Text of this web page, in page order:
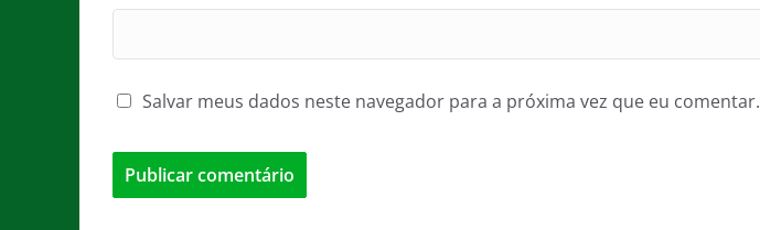
Salvar meus dados neste navegador para a próxima vez que eu comentar.